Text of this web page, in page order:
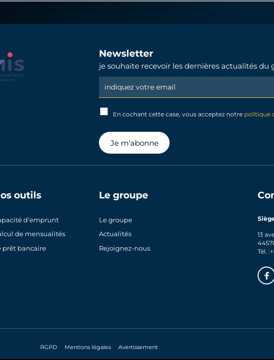
Newsletter
je souhaite recevoir les dernières actualités du
Newsletter
Signup
En cochant cette case, vous acceptez notre politique
Je m'abonne
outils
d’emprunt
de mensualités
prêt bancaire
Le groupe
Le groupe
Actualités
Rejoignez-nous
13
Tél. :
RGPD Mentions légales Avertissement